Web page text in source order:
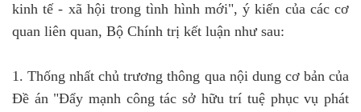
kinh tế - xã hội trong tình hình mới", ý kiến của các cơ
quan liên quan, Bộ Chính trị kết luận như sau:
1. Thống nhất chủ trương thông qua nội dung cơ bản của
Đề án "Đẩy mạnh công tác sở hữu trí tuệ phục vụ phát